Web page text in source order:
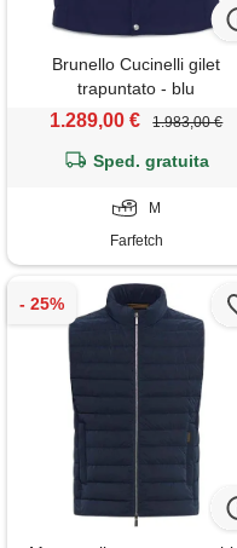
Brunello Cucinelli gilet
trapuntato - blu
1.289,00 € 1.983,00 €
Sped. gratuita
M
Farfetch